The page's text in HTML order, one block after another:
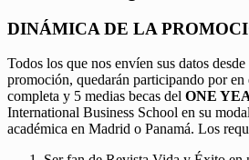
DINÁMICA DE LA
Todos los que nos envíen sus datos
promoción, quedarán participando por en
completa y 5 medias becas del ONE
International Business School en su
académica en Madrid o Panamá. Los